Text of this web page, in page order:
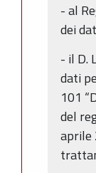
- al
dei
- il D.
dati
101
del
aprile